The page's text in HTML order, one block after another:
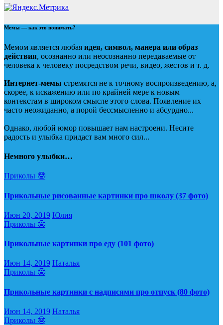
Мемы — как это понимать?
Мемом является любая идея, символ, манера или образ
действия, осознанно или неосознанно передаваемые от
человека к человеку посредством речи, видео, жестов и т. д.
Интернет-мемы стремятся не к точному воспроизведению, а,
скорее, к искажению или по крайней мере к новым
контекстам в широком смысле этого слова. Появление их
часто неожиданно, а порой бессмысленно и абсурдно...
Однако, любой юмор повышает нам настроени. Несите
радость и улыбка придаст вам много сил...
Немного улыбки…
Приколы 🤓
Прикольные рисованные картинки про школу (37 фото)
Июн 20, 2019 Юлия
Приколы 🤓
Прикольные картинки про еду (101 фото)
Июн 14, 2019 Наталья
Приколы 🤓
Прикольные картинки с надписями про отпуск (80 фото)
Июн 14, 2019 Наталья
Приколы 🤓